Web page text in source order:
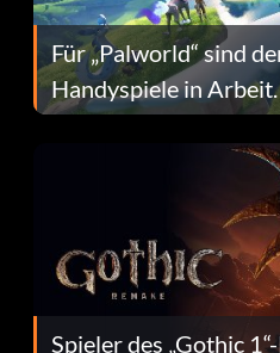
Für „Palworld“ sind
Handyspiele in
dafür.
Spieler des „Gothic